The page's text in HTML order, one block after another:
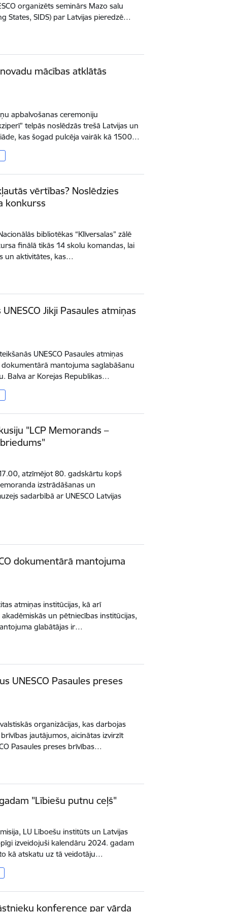
organizēts seminārs Mazo salu
States, SIDS) par Latvijas pieredzē…
mācības atklātās
apbalvošanas ceremoniju
telpās noslēdzās trešā Latvijas un
kas šogad pulcēja vairāk kā 1500…
vērtības? Noslēdzies
konkurss
bibliotēkas “Klīversalas” zālē
finālā tikās 14 skolu komandas, lai
un aktivitātes, kas…
Jikji Pasaules atmiņas
UNESCO Pasaules atmiņas
mantojuma saglabāšanu
Balva ar Korejas Republikas…
"LCP Memorands –
atzīmējot 80. gadskārtu kopš
izstrādāšanas un
sadarbībā ar UNESCO Latvijas
dokumentārā mantojuma
atmiņas institūcijas, kā arī
un pētniecības institūcijas,
glabātājas ir…
UNESCO Pasaules preses
organizācijas, kas darbojas
jautājumos, aicinātas izvirzīt
Pasaules preses brīvības…
"Lībiešu putnu ceļš"
LU Līboešu institūts un Latvijas
izveidojuši kalendāru 2024. gadam
kā atskatu uz tā veidotāju…
konference par vārda